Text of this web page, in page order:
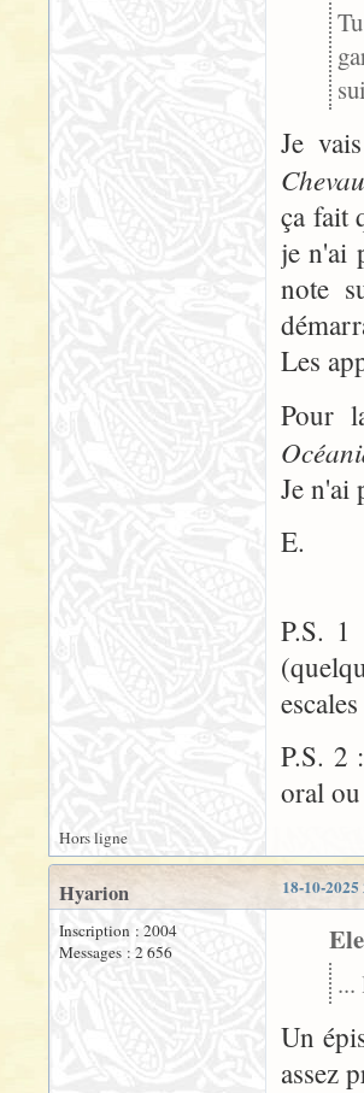
Je
ça fait
je n'ai
note
Les
Pour
Je n'ai
E.
P.S. 1
P.S. 2
oral
Hors ligne
18-10-2025
Hyarion
Inscription : 2004
Messages : 2 656
...
Un
assez